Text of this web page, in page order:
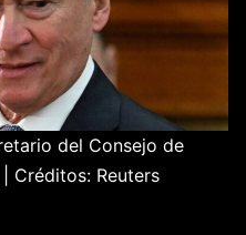
del Consejo de
Créditos: Reuters